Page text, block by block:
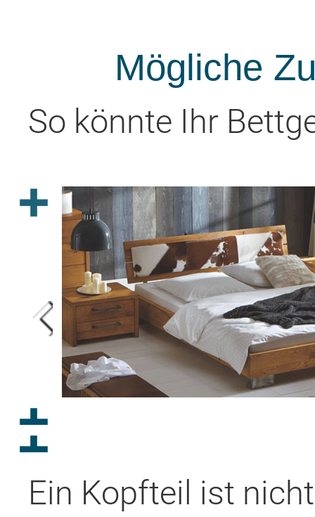
Mögliche
So könnte Ihr
Ein Kopfteil ist